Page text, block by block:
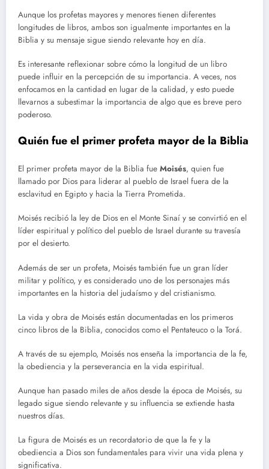
Aunque los profetas mayores y menores tienen diferentes
longitudes de libros, ambos son igualmente importantes en la
Biblia y su mensaje sigue siendo relevante hoy en día.
Es interesante reflexionar sobre cómo la longitud de un libro
puede influir en la percepción de su importancia. A veces, nos
enfocamos en la cantidad en lugar de la calidad, y esto puede
llevarnos a subestimar la importancia de algo que es breve pero
poderoso.
Quién fue el primer profeta mayor de la Biblia
El primer profeta mayor de la Biblia fue Moisés, quien fue
llamado por Dios para liderar al pueblo de Israel fuera de la
esclavitud en Egipto y hacia la Tierra Prometida.
Moisés recibió la ley de Dios en el Monte Sinaí y se convirtió en el
líder espiritual y político del pueblo de Israel durante su travesía
por el desierto.
Además de ser un profeta, Moisés también fue un gran líder
militar y político, y es considerado uno de los personajes más
importantes en la historia del judaísmo y del cristianismo.
La vida y obra de Moisés están documentadas en los primeros
cinco libros de la Biblia, conocidos como el Pentateuco o la Torá.
A través de su ejemplo, Moisés nos enseña la importancia de la fe,
la obediencia y la perseverancia en la vida espiritual.
Aunque han pasado miles de años desde la época de Moisés, su
legado sigue siendo relevante y su influencia se extiende hasta
nuestros días.
La figura de Moisés es un recordatorio de que la fe y la
obediencia a Dios son fundamentales para vivir una vida plena y
significativa.